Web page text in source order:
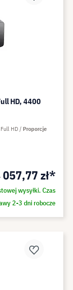
HD, 4400
057,77 zł*
wysyłki. Czas
2-3 dni robocze
HD
Proporcje